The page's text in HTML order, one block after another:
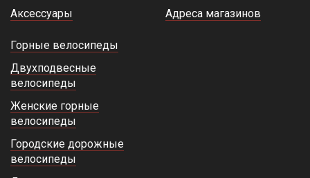
Аксессуары
Адреса магазинов
Горные велосипеды
Двухподвесные
велосипеды
Женские горные
велосипеды
Городские дорожные
велосипеды